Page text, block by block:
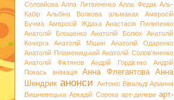
Соловйова Алла Литвиненко Алла Федак Аль-
Кабір
Альбіна Волкова альманах
Амвросій
Бучма Амвросій Ждаха Анастасія Пилипенко
Анатолій Блошенко
Анатолій Болюх
Анатолій
Кочерга
Анатолій Мішин
Анатолій Одаренко
Анатолій Пламеницький Анатолій Солов’яненко
Анатолій Фіктянов
Андрій Гордієнко
Андрій
Покась
анімація Анна Флегантова
Анна
Шендрик анонси Антоніо Вівальді Аріанна
Вишневецька Аркадій Сорока арт-дилери арт-